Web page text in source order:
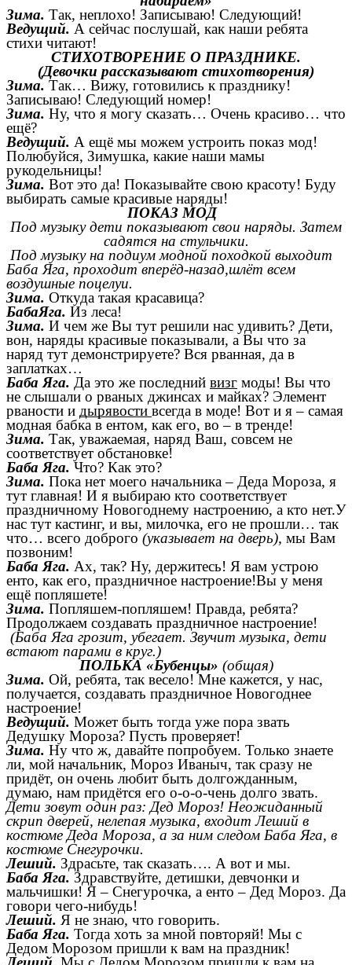
Зима. Так, неплохо! Записываю! Следующий!
Ведущий. А сейчас послушай, как наши ребята
стихи читают!
СТИХОТВОРЕНИЕ О ПРАЗДНИКЕ.
(Девочки рассказывают стихотворения)
Зима. Так… Вижу, готовились к празднику!
Записываю! Следующий номер!
Зима. Ну, что я могу сказать… Очень красиво… что
ещё?
Ведущий. А ещё мы можем устроить показ мод!
Полюбуйся, Зимушка, какие наши мамы
рукодельницы!
Зима. Вот это да! Показывайте свою красоту! Буду
выбирать самые красивые наряды!
ПОКАЗ МОД
Под музыку дети показывают свои наряды. Затем
садятся на стульчики.
Под музыку на подиум модной походкой выходит
Баба Яга, проходит вперёд-назад,шлёт всем
воздушные поцелуи.
Зима. Откуда такая красавица?
БабаЯга. Из леса!
Зима. И чем же Вы тут решили нас удивить? Дети,
вон, наряды красивые показывали, а Вы что за
наряд тут демонстрируете? Вся рванная, да в
заплатках…
Баба Яга. Да это же последний визг моды! Вы что
не слышали о рваных джинсах и майках? Элемент
рваности и дырявости всегда в моде! Вот и я – самая
модная бабка в ентом, как его, во – в тренде!
Зима. Так, уважаемая, наряд Ваш, совсем не
соответствует обстановке!
Баба Яга. Что? Как это?
Зима. Пока нет моего начальника – Деда Мороза, я
тут главная! И я выбираю кто соответствует
праздничному Новогоднему настроению, а кто нет.У
нас тут кастинг, и вы, милочка, его не прошли… так
что… всего доброго (указывает на дверь), мы Вам
позвоним!
Баба Яга. Ах, так? Ну, держитесь! Я вам устрою
енто, как его, праздничное настроение!Вы у меня
ещё попляшете!
Зима. Попляшем-попляшем! Правда, ребята?
Продолжаем создавать праздничное настроение!
(Баба Яга грозит, убегает. Звучит музыка, дети
встают парами в круг.)
ПОЛЬКА «Бубенцы» (общая)
Зима. Ой, ребята, так весело! Мне кажется, у нас,
получается, создавать праздничное Новогоднее
настроение!
Ведущий. Может быть тогда уже пора звать
Дедушку Мороза? Пусть проверяет!
Зима. Ну что ж, давайте попробуем. Только знаете
ли, мой начальник, Мороз Иваныч, так сразу не
придёт, он очень любит быть долгожданным,
думаю, нам придётся его о-о-о-чень долго звать.
Дети зовут один раз: Дед Мороз! Неожиданный
скрип дверей, нелепая музыка, входит Леший в
костюме Деда Мороза, а за ним следом Баба Яга, в
костюме Снегурочки.
Леший. Здрасьте, так сказать…. А вот и мы.
Баба Яга. Здравствуйте, детишки, девчонки и
мальчишки! Я – Снегурочка, а енто – Дед Мороз. Да
говори чего-нибудь!
Леший. Я не знаю, что говорить.
Баба Яга. Тогда хоть за мной повторяй! Мы с
Дедом Морозом пришли к вам на праздник!